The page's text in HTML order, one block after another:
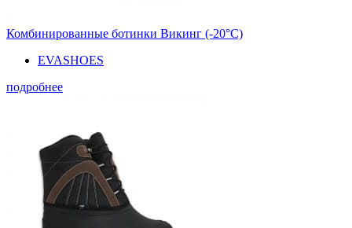
Комбинированные ботинки Викинг (-20°С)
EVASHOES
подробнее